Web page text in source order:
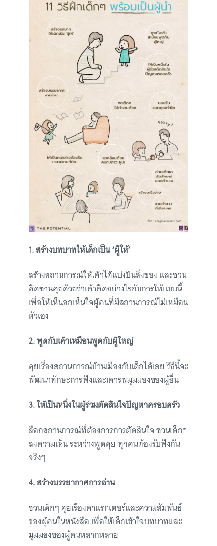
1. สร้างบทบาทให้เด็กเป็น ‘ผู้ให้’
สร้างสถานการณ์ให้เค้าได้แบ่งปันสิ่งของ และชวน
คิดชวนคุยด้วยว่าเค้าคิดอย่างไรกับการให้แบบนี้
เพื่อให้เห็นอกเห็นใจผู้คนที่มีสถานการณ์ไม่เหมือน
ตัวเอง
2. พูดกับเค้าเหมือนพูดกับผู้ใหญ่
คุยเรื่องสถานการณ์บ้านเมืองกับเด็กได้เลย วิธีนี้จะ
พัฒนาทักษะการฟังและเคารพมุมมองของผู้อื่น
3. ให้เป็นหนึ่งในผู้ร่วมตัดสินใจปัญหาครอบครัว
ลือกสถานการณ์ที่ต้องการการตัดสินใจ ชวนเด็กๆ
ลงความเห็น ระหว่างพูดคุย ทุกคนต้องรับฟังกัน
จริงๆ
4. สร้างบรรยากาศการอ่าน
ชวนเด็กๆ คุยเรื่องคาแรกเตอร์และความสัมพันธ์
ของผู้คนในหนังสือ เพื่อให้เด็กเข้าใจบทบาทและ
มุมมองของผู้คนหลากหลาย